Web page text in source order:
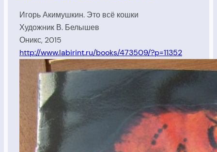
Игорь Акимушкин. Это всё кошки
Художник В. Белышев
Оникс, 2015
http://www.labirint.ru/books/473509/?p=11352